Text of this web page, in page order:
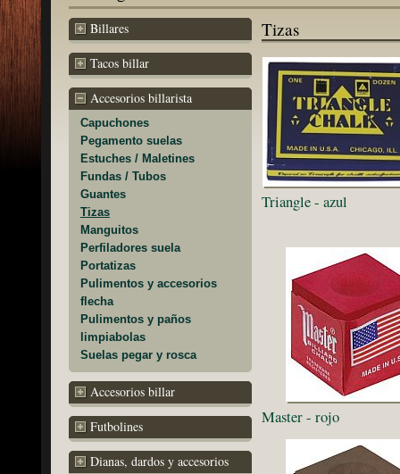
Billares
Tacos billar
Accesorios billarista
Capuchones
Pegamento suelas
Estuches / Maletines
Fundas / Tubos
Guantes
Tizas
Manguitos
Perfiladores suela
Portatizas
Pulimentos y accesorios
flecha
Pulimentos y paños
limpiabolas
Suelas pegar y rosca
Accesorios billar
Futbolines
Dianas, dardos y accesorios
Tizas
Triangle - azul
Master - rojo